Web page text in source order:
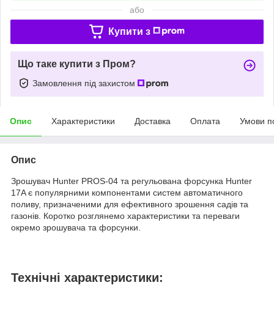
або
Купити з
Що таке купити з Пром?
Замовлення під захистом
Опис Характеристики Доставка Оплата Умови
Опис
Зрошувач Hunter PROS-04 та регульована форсунка Hunter
17A є популярними компонентами систем автоматичного
поливу, призначеними для ефективного зрошення садів та
газонів. Коротко розглянемо характеристики та переваги
окремо зрошувача та форсунки.
Технічні характеристики: